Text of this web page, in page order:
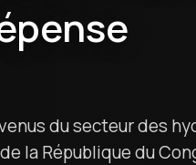
du secteur des
la République du